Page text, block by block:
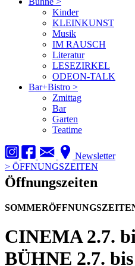
Kinder
KLEINKUNST
Musik
IM RAUSCH
Literatur
LESEZIRKEL
ODEON-TALK
Bar+Bistro >
Zmittag
Bar
Garten
Teatime
Newsletter
> ÖFFNUNGSZEITEN
Öffnungszeiten
CINEMA2.7.
BÜHNE 2.7.